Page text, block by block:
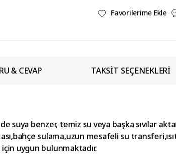
& CEVAP TAKSİT SEÇENEKLERİ
suya benzer, temiz su veya başka sıvılar
sulama,uzun mesafeli su
uygun bulunmaktadır.